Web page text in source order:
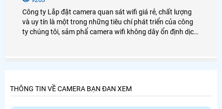
Công ty Lắp đặt camera quan sát wifi giá rẻ, chất lượng
và uy tín là một trong những tiêu chí phát triển của công
ty chúng tôi, sảm phẩ camera wifi không dây ổn định dịch
THÔNG TIN VỀ CAMERA BẠN ĐAN XEM